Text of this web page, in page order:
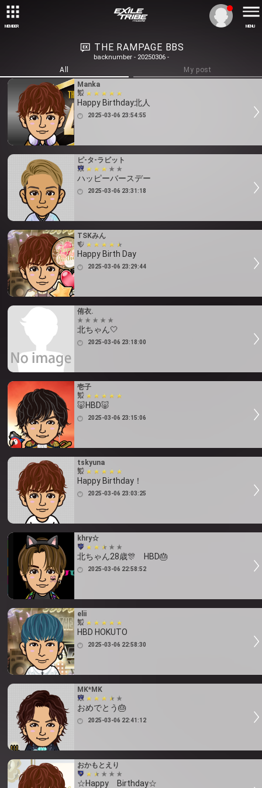
MEMBER MENU
THE RAMPAGE BBS
backnumber - 20250306 -
All
My post
Manka
Happy Birthday北人
2025-03-06 23:54:55
ピ-タ-ラビット
ハッピーバースデー
2025-03-06 23:31:18
TSKみん
Happy Birth Day
2025-03-06 23:29:44
侑衣.
北ちゃん🤍
2025-03-06 23:18:00
壱子
🐷HBD🐷
2025-03-06 23:15:06
tskyuna
Happy Birthday！
2025-03-06 23:03:25
khry☆
北ちゃん28歳🎊 HBD🎂
2025-03-06 22:58:52
elii
HBD HOKUTO
2025-03-06 22:58:30
MK*MK
おめでとう🎂
2025-03-06 22:41:12
おかもとえり
☆Happy Birthday☆